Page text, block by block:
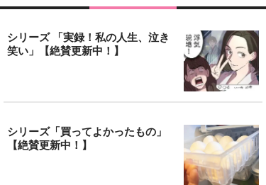
シリーズ 「実録！私の人生、泣き
笑い」【絶賛更新中！】
シリーズ「買ってよかったもの」
【絶賛更新中！】